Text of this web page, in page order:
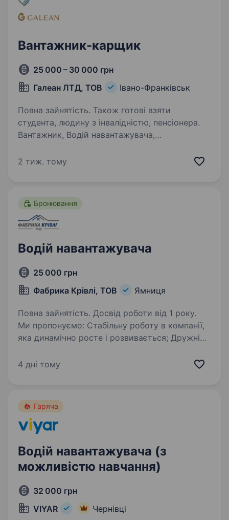
Вантажник-карщик
25 000 – 30 000 грн
Галеан ЛТД, ТОВ
Івано-Франківськ
Повна зайнятість. Також готові взяти
студента, людину з інвалідністю, пенсіонера.
Вантажник, Водій навантажувача,
на постійну роботу на складі. Досвід
2 тиж. тому
Бронювання
Водій навантажувача
25 000 грн
Фабрика Крівлі, ТОВ
Ямниця
Повна зайнятість. Досвід роботи від 1 року.
Ми пропонуємо: Стабільну роботу в компанії,
яка динамічно росте і розвивається; Дружній
Офіційне працевлаштування; Вимоги:
4 дні тому
Гаряча
Водій навантажувача (з
можливістю навчання)
32 000 грн
VIYAR
Чернівці